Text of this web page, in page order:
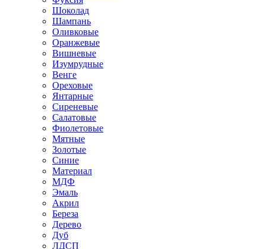
Шоколад
Шампань
Оливковые
Оранжевые
Вишневые
Изумрудные
Венге
Ореховые
Янтарные
Сиреневые
Салатовые
Фиолетовые
Мятные
Золотые
Синие
Материал
МДФ
Эмаль
Акрил
Береза
Дерево
Дуб
ЛДСП